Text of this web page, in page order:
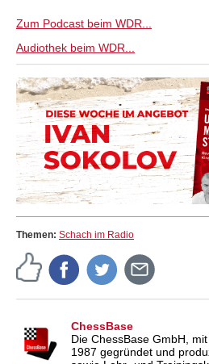
Zum Podcast beim WDR...
Audiothek beim WDR...
Themen: Schach im Radio
ChessBase
Die ChessBase GmbH,
1987 gegründet und